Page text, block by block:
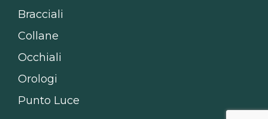
Bracciali
Collane
Occhiali
Orologi
Punto Luce